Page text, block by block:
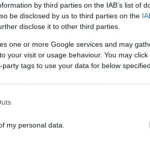
by third parties on the IAB’s list of
be disclosed by us to third parties on the
disclose it to other third parties.
one or more Google services and may
your visit or usage behaviour. You may
tags to use your data for below
my personal data.
διήμερο στη χώρα μας.
στο ανατολικό Αιγαίο η
ανά στρέμμα.
και σε στεριά και σε
και η
βαρομετρικό
χώρας δίνοντας